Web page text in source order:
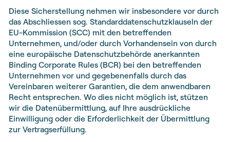
Diese Sicherstellung nehmen wir insbesondere vor durch
das Abschliessen sog. Standarddatenschutzklauseln der
EU-Kommission (SCC) mit den betreffenden
Unternehmen, und/oder durch Vorhandensein von durch
eine europäische Datenschutzbehörde anerkannten
Binding Corporate Rules (BCR) bei den betreffenden
Unternehmen vor und gegebenenfalls durch das
Vereinbaren weiterer Garantien, die dem anwendbaren
Recht entsprechen. Wo dies nicht möglich ist, stützen
wir die Datenübermittlung, auf Ihre ausdrückliche
Einwilligung oder die Erforderlichkeit der Übermittlung
zur Vertragserfüllung.